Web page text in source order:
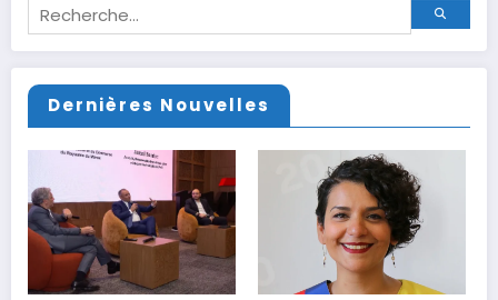
Dernières Nouvelles